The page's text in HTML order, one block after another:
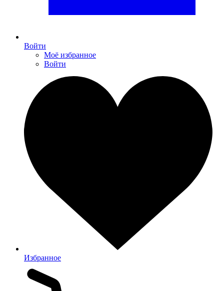
Войти
Моё избранное
Войти
Избранное